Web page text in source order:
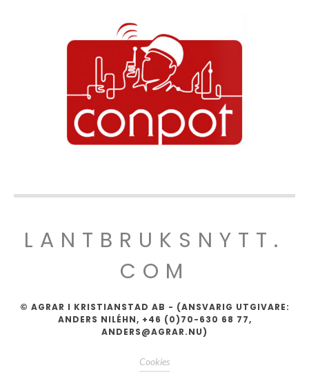
LANTBRUKSNYTT.
COM
© AGRAR I KRISTIANSTAD AB - (ANSVARIG UTGIVARE:
ANDERS NILÉHN, +46 (0)70-630 68 77,
ANDERS@AGRAR.NU)
Cookies